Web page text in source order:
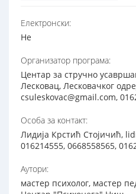
Електронски:
Не
Организатор програма:
Центар за стручно
Лесковац, Лесковачког
csuleskovac@gmail.com,
Особа за контакт:
Лидија Крстић Стојичић,
016214555, 0668558565,
Аутори:
мастер психолог, мастер